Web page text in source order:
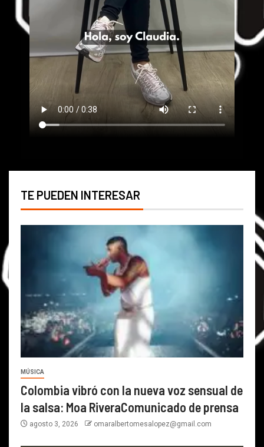
TE PUEDEN INTERESAR
MÚSICA
Colombia vibró con la nueva voz sensual de
la salsa: Moa RiveraComunicado de prensa
agosto 3, 2026 omaralbertomesalopez@gmail.com